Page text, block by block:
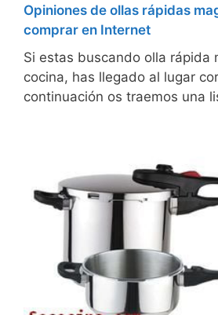
Opiniones de ollas rápidas
comprar en Internet
Si estas buscando olla rápida
cocina, has llegado al lugar
continuación os traemos una